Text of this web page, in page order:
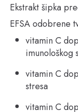
Ekstrakt šipka
EFSA odobrene
vitamin C
imunološkog
vitamin C
stresa
vitamin C